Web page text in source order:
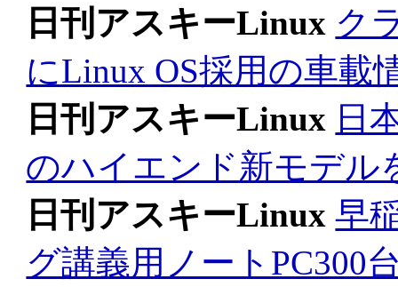
日刊アスキーLinux ク
にLinux OS採用の車載
日刊アスキーLinux 日
のハイエンド新モデル
日刊アスキーLinux 早
グ講義用ノートPC300